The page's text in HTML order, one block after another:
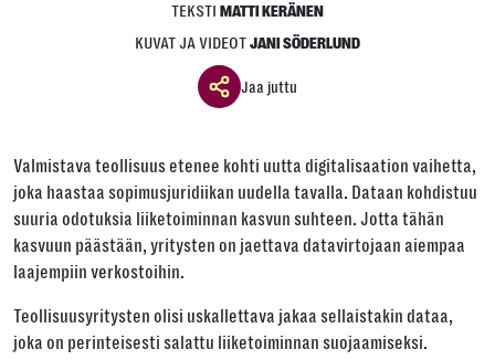
TEKSTI MATTI KERÄNEN
KUVAT JA VIDEOTJANI SÖDERLUND
Jaa juttu
Jaa tämä linkki seuraavilla tavoilla
Valmistava teollisuus etenee kohti uutta digitalisaation vaihetta,
joka haastaa sopimusjuridiikan uudella tavalla. Dataan kohdistuu
suuria odotuksia liiketoiminnan kasvun suhteen. Jotta tähän
kasvuun päästään, yritysten on jaettava datavirtojaan aiempaa
laajempiin verkostoihin.
Teollisuusyritysten olisi uskallettava jakaa sellaistakin dataa,
joka on perinteisesti salattu liiketoiminnan suojaamiseksi.